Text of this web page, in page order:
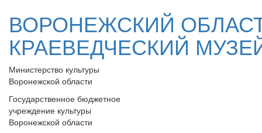
ВОРОНЕЖСКИЙ
КРАЕВЕДЧЕСКИЙ
Министерство культуры
Воронежской области
Государственное бюджетное
учреждение культуры
Воронежской области